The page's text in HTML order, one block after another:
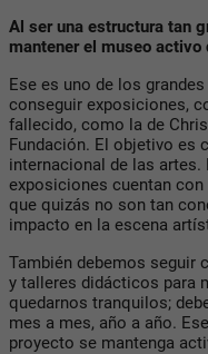
Al ser una estructura tan
mantener el museo activo
Ese es uno de los
conseguir exposiciones,
fallecido, como la de
Fundación. El objetivo es
internacional de las artes.
exposiciones cuentan
que quizás no son tan
impacto en la escena
También debemos seguir
y talleres didácticos para
quedarnos tranquilos;
mes a mes, año a año.
proyecto se mantenga